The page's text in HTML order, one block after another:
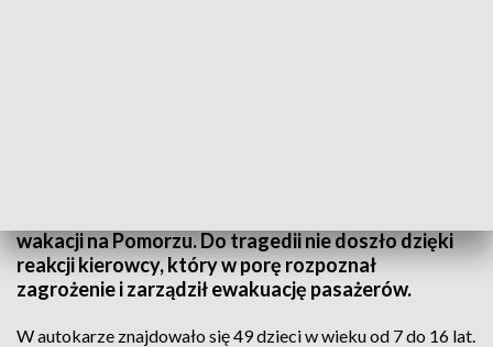
wakacji na Pomorzu. Do tragedii nie doszło dzięki
reakcji kierowcy, który w porę rozpoznał
zagrożenie i zarządził ewakuację pasażerów.
W autokarze znajdowało się 49 dzieci w wieku od 7 do 16 lat.